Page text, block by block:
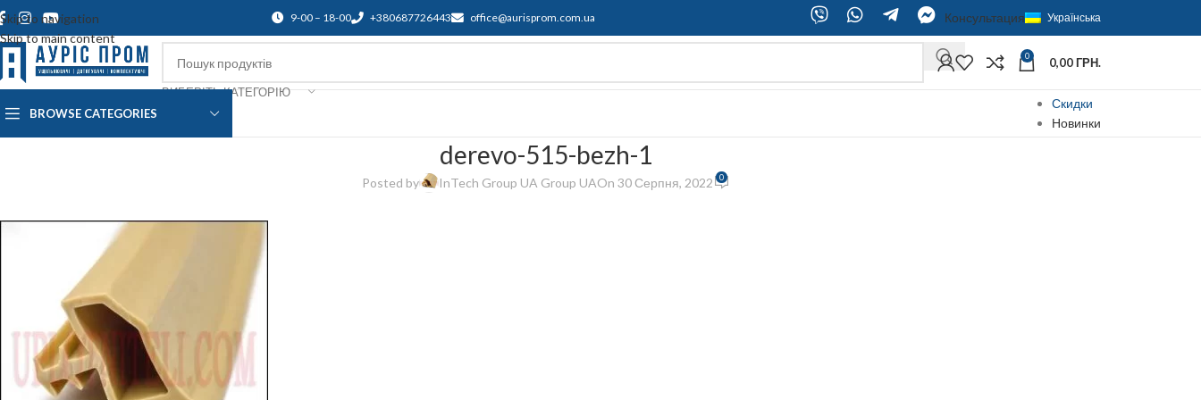
Skip to navigation
Skip to main content
9-00 – 18-00 +380687726443 office@aurisprom.com.ua Консультация Українська
ВИБЕРІТЬ КАТЕГОРІЮ
0 0,00ГРН.
BROWSE CATEGORIES
Скидки
Новинки
derevo-515-bezh-1
Posted by InTech Group UA Group UAOn 30 Серпня, 2022 0